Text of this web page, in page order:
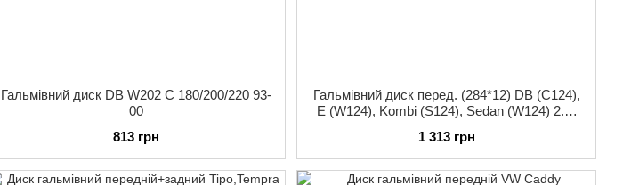
Гальмівний диск DB W202 C 180/200/220 93-
00
813 грн
Гальмівний диск перед. (284*12) DB (C124),
E (W124), Kombi (S124), Sedan (W124) 2.0-
1 313 грн